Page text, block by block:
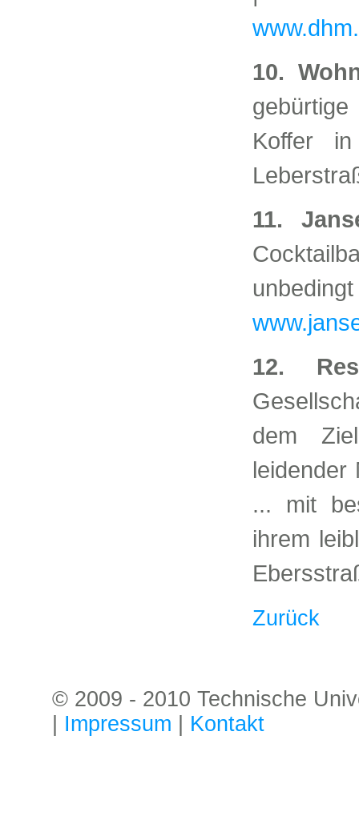
10.
Koffer
11.
12.
dem
leidender
... mit
ihrem
Zurück
© 2009 - 2010 Technische
Impressum Kontakt